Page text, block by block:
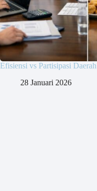
Efisiensi vs Partisipasi Daerah
28 Januari 2026